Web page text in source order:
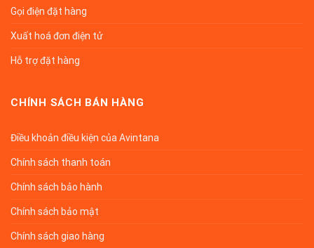
Gọi điện đặt hàng
Xuất hoá đơn điện tử
Hỗ trợ đặt hàng
CHÍNH SÁCH BÁN HÀNG
Điều khoản điều kiện của Avintana
Chính sách thanh toán
Chính sách bảo hành
Chính sách bảo mật
Chính sách giao hàng